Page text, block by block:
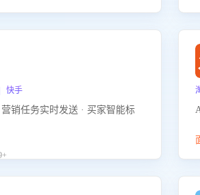
要点，轻松提升服务能力。
快手
销任务实时发送 · 买家智能标